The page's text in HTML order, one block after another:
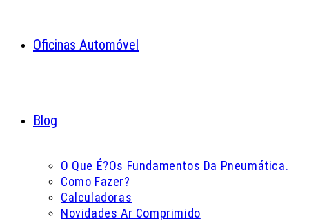
Oficinas Automóvel
Blog
O Que É?Os Fundamentos Da Pneumática.
Como Fazer?
Calculadoras
Novidades Ar Comprimido